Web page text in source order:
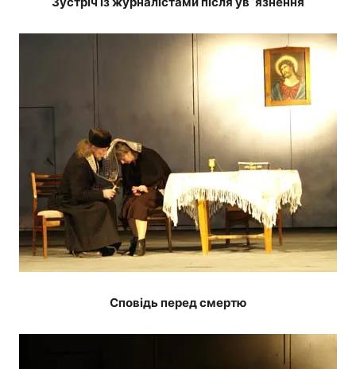
Сповідь перед смертю